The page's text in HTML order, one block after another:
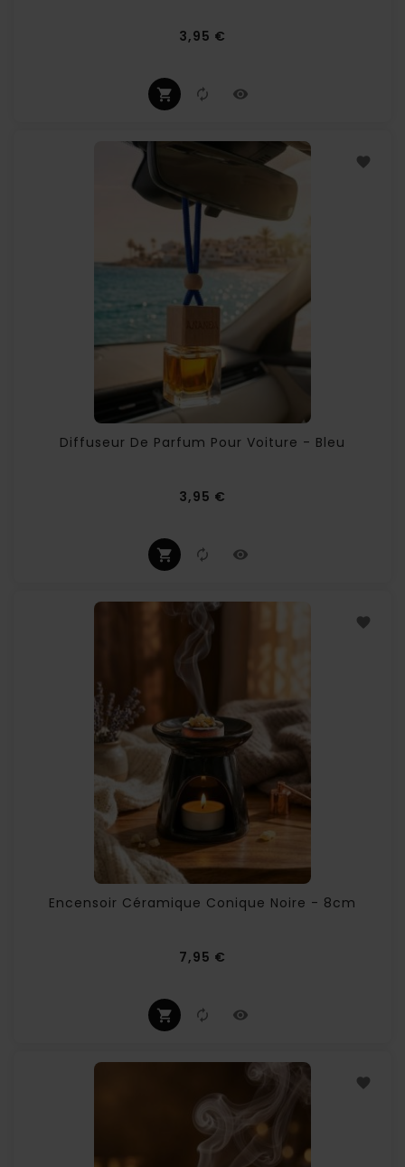
3,95 €
Diffuseur De Parfum Pour Voiture - Bleu
3,95 €
Encensoir Céramique Conique Noire - 8cm
7,95 €